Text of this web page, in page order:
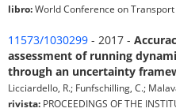
libro:World Conference on Transport
11573/1030299 - 2017 -
assessment of running
through an uncertainty
Licciardello, R.; Funfschilling, C.;
rivista: PROCEEDINGS OF THE